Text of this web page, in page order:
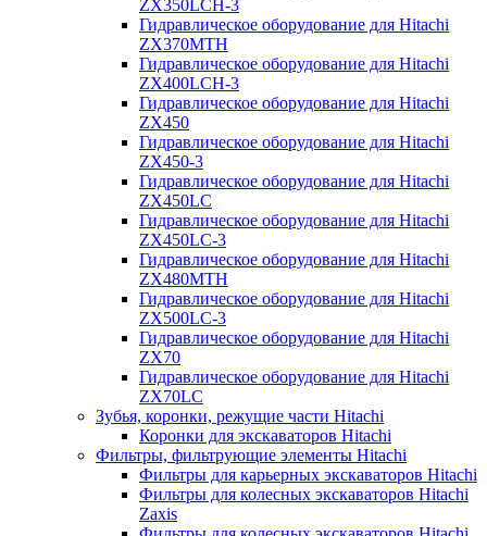
ZX350LCH-3
Гидравлическое оборудование для Hitachi
ZX370MTH
Гидравлическое оборудование для Hitachi
ZX400LCH-3
Гидравлическое оборудование для Hitachi
ZX450
Гидравлическое оборудование для Hitachi
ZX450-3
Гидравлическое оборудование для Hitachi
ZX450LC
Гидравлическое оборудование для Hitachi
ZX450LC-3
Гидравлическое оборудование для Hitachi
ZX480MTH
Гидравлическое оборудование для Hitachi
ZX500LC-3
Гидравлическое оборудование для Hitachi
ZX70
Гидравлическое оборудование для Hitachi
ZX70LC
Зубья, коронки, режущие части Hitachi
Коронки для экскаваторов Hitachi
Фильтры, фильтрующие элементы Hitachi
Фильтры для карьерных экскаваторов Hitachi
Фильтры для колесных экскаваторов Hitachi
Zaxis